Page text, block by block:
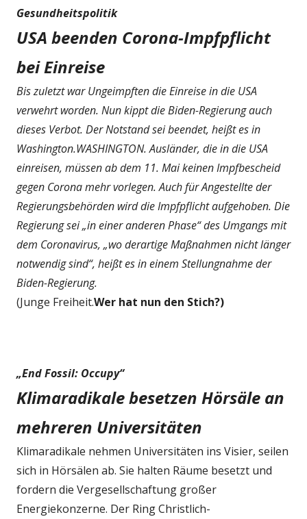
Gesundheitspolitik
USA beenden Corona-Impfpflicht
bei Einreise
Bis zuletzt war Ungeimpften die Einreise in die USA
verwehrt worden. Nun kippt die Biden-Regierung auch
dieses Verbot. Der Notstand sei beendet, heißt es in
Washington.WASHINGTON. Ausländer, die in die USA
einreisen, müssen ab dem 11. Mai keinen Impfbescheid
gegen Corona mehr vorlegen. Auch für Angestellte der
Regierungsbehörden wird die Impfpflicht aufgehoben. Die
Regierung sei „in einer anderen Phase“ des Umgangs mit
dem Coronavirus, „wo derartige Maßnahmen nicht länger
notwendig sind“, heißt es in einem Stellungnahme der
Biden-Regierung.
(Junge Freiheit.Wer hat nun den Stich?)
„End Fossil: Occupy“
Klimaradikale besetzen Hörsäle an
mehreren Universitäten
Klimaradikale nehmen Universitäten ins Visier, seilen
sich in Hörsälen ab. Sie halten Räume besetzt und
fordern die Vergesellschaftung großer
Energiekonzerne. Der Ring Christlich-